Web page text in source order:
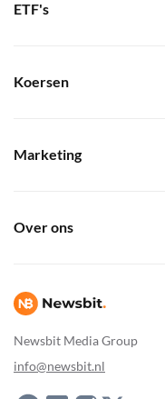
Newsbit Media Group
info@newsbit.nl
ETF's
Koersen
Marketing
Over ons